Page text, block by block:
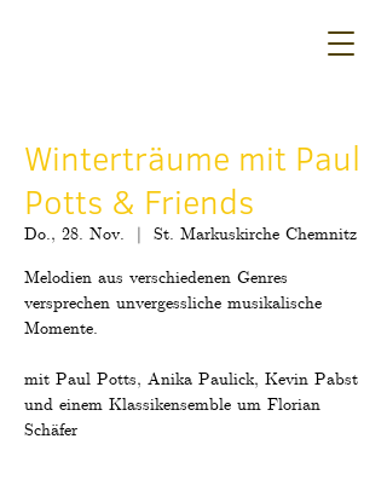
Winterträume mit Paul
Potts & Friends
Do., 28. Nov.
  |
St. Markuskirche Chemnitz
Melodien aus verschiedenen Genres
versprechen unvergessliche musikalische
Momente.
mit Paul Potts, Anika Paulick, Kevin Pabst
und einem Klassikensemble um Florian
Schäfer